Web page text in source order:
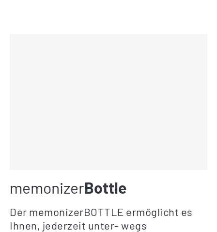
memonizerBottle
Der memonizerBOTTLE ermöglicht es
Ihnen, jederzeit unter- wegs